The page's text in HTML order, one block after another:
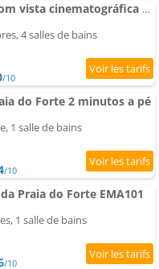
Cobertura Triplex com vista cinematográfica na feirinha e com churrasqueira
4 salles de bains
/10
do Forte 2 minutos a pé
1 salle de bains
/10
Praia do Forte EMA101
1 salle de bains
/10